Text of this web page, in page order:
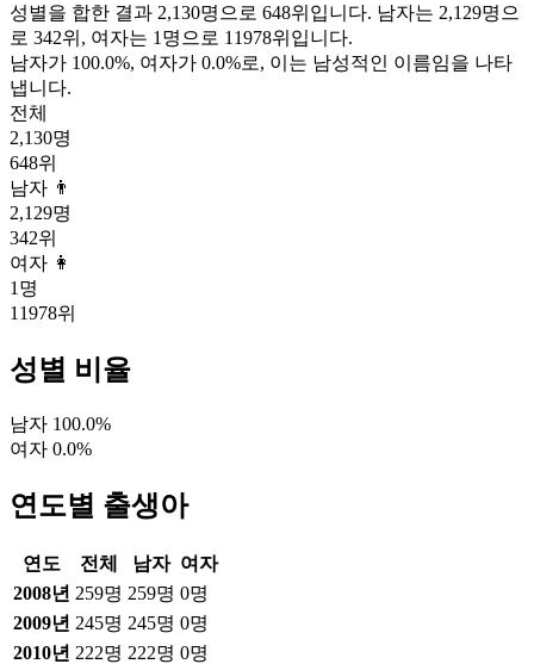
성별을 합한 결과 2,130명으로 648위입니다. 남자는 2,129명으
로 342위, 여자는 1명으로 11978위입니다.
남자가 100.0%, 여자가 0.0%로, 이는 남성적인 이름임을 나타
냅니다.
전체
2,130명
648위
남자 👨
2,129명
342위
여자 👩
1 명
11978위
성별 비율
남자 100.0%
여자 0.0%
연도별 출생아
연도 전체 남자 여자
2008년 259명 259명 0명
2009년 245명 245명 0명
2010년 222명 222명 0명